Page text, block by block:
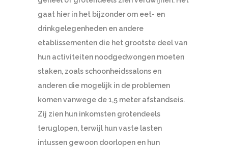
gaat hier in het bijzonder om eet- en
drinkgelegenheden en andere
etablissementen die het grootste deel van
hun activiteiten noodgedwongen moeten
staken, zoals schoonheidssalons en
anderen die mogelijk in de problemen
komen vanwege de 1,5 meter afstandseis.
Zij zien hun inkomsten grotendeels
teruglopen, terwijl hun vaste lasten
intussen gewoon doorlopen en hun